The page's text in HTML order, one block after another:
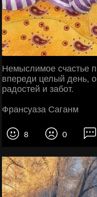
Немыслимое счастье
впереди целый день,
радостей и забот.
Франсуаза Саганм
8 0